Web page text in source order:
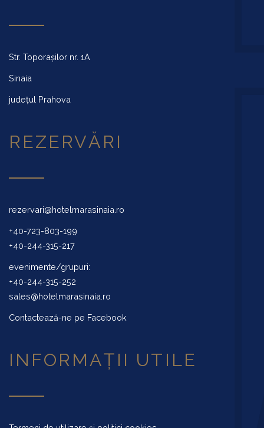
Str. Toporașilor nr. 1A
Sinaia
județul Prahova
REZERVĂRI
rezervari@hotelmarasinaia.ro
+40-723-803-199
+40-244-315-217
evenimente/grupuri:
+40-244-315-252
sales@hotelmarasinaia.ro
Contactează-ne pe Facebook
INFORMAȚII UTILE